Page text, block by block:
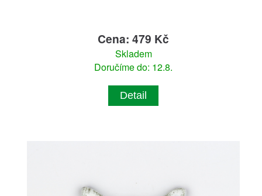
Cena: 479 Kč
Skladem
Doručíme do: 12.8.
Detail